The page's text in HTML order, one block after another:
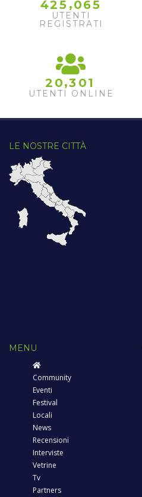
425 ,065
UTENTI
REGISTRATI
2 0,3 01
UTENTI ONLINE
LE NOSTRE CITTÀ
MENU
Community
Eventi
Festival
Locali
News
Recensioni
Interviste
Vetrine
Tv
Partners